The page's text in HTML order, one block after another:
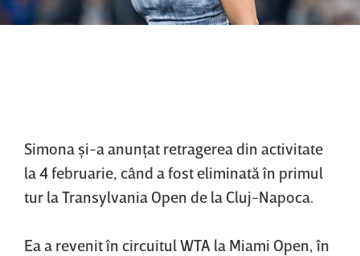
Simona şi-a anunţat retragerea din activitate
la 4 februarie, când a fost eliminată în primul
tur la Transylvania Open de la Cluj-Napoca.
Ea a revenit în circuitul WTA la Miami Open, în